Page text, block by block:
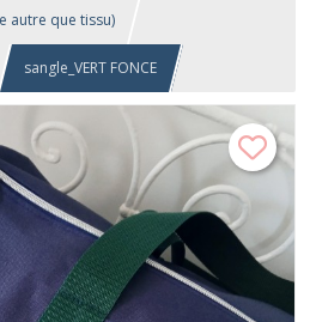
autre que tissu)
sangle_VERT FONCE